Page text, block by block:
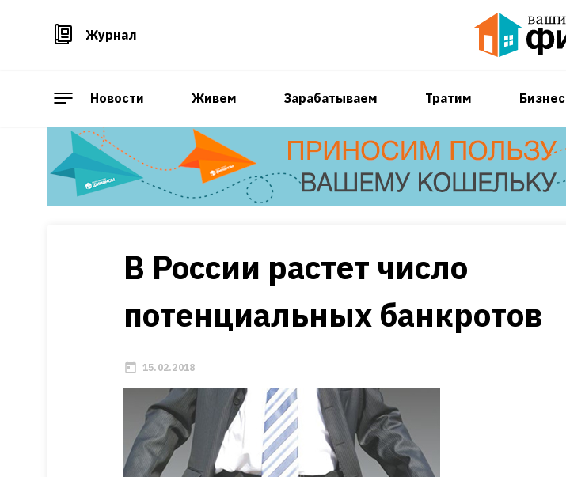
Журнал
Новости Живем Зарабатываем Тратим Бизнес
В России растет число
потенциальных банкротов
15.02.2018